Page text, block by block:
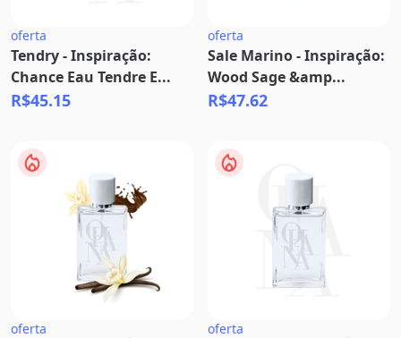
oferta
Tendry - Inspiração:
Chance Eau Tendre E...
R$45.15
oferta
Sale Marino - Inspiração:
Wood Sage &amp...
R$47.62
oferta oferta